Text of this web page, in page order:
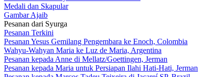
Medali dan Skapular
Gambar Ajaib
Pesanan dari Syurga
Pesanan Terkini
Pesanan Yesus Gemilang Pengembara ke Enoch, Colombia
Wahyu-Wahyan Maria ke Luz de Maria, Argentina
Pesanan kepada Anne di Mellatz/Goettingen, Jerman
Pesanan kepada Maria untuk Persiapan Ilahi Hati-Hati, Jerman